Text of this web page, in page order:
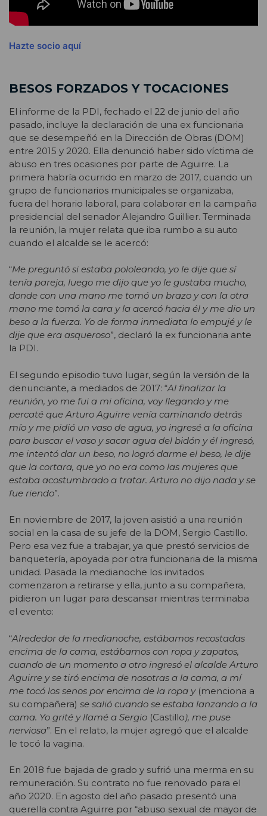
Hazte socio aquí
BESOS FORZADOS Y TOCACIONES
El informe de la PDI, fechado el 22 de junio del año
pasado, incluye la declaración de una ex funcionaria
que se desempeñó en la Dirección de Obras (DOM)
entre 2015 y 2020. Ella denunció haber sido víctima de
abuso en tres ocasiones por parte de Aguirre. La
primera habría ocurrido en marzo de 2017, cuando un
grupo de funcionarios municipales se organizaba,
fuera del horario laboral, para colaborar en la campaña
presidencial del senador Alejandro Guillier. Terminada
la reunión, la mujer relata que iba rumbo a su auto
cuando el alcalde se le acercó:
“Me preguntó si estaba pololeando, yo le dije que sí
tenía pareja, luego me dijo que yo le gustaba mucho,
donde con una mano me tomó un brazo y con la otra
mano me tomó la cara y la acercó hacia él y me dio un
beso a la fuerza. Yo de forma inmediata lo empujé y le
dije que era asqueroso”, declaró la ex funcionaria ante
la PDI.
El segundo episodio tuvo lugar, según la versión de la
denunciante, a mediados de 2017: “Al finalizar la
reunión, yo me fui a mi oficina, voy llegando y me
percaté que Arturo Aguirre venía caminando detrás
mío y me pidió un vaso de agua, yo ingresé a la oficina
para buscar el vaso y sacar agua del bidón y él ingresó,
me intentó dar un beso, no logró darme el beso, le dije
que la cortara, que yo no era como las mujeres que
estaba acostumbrado a tratar. Arturo no dijo nada y se
fue riendo”.
En noviembre de 2017, la joven asistió a una reunión
social en la casa de su jefe de la DOM, Sergio Castillo.
Pero esa vez fue a trabajar, ya que prestó servicios de
banquetería, apoyada por otra funcionaria de la misma
unidad. Pasada la medianoche los invitados
comenzaron a retirarse y ella, junto a su compañera,
pidieron un lugar para descansar mientras terminaba
el evento:
“Alrededor de la medianoche, estábamos recostadas
encima de la cama, estábamos con ropa y zapatos,
cuando de un momento a otro ingresó el alcalde Arturo
Aguirre y se tiró encima de nosotras a la cama, a mí
me tocó los senos por encima de la ropa y(menciona a
su compañera) se salió cuando se estaba lanzando a la
cama. Yo grité y llamé a Sergio (Castillo), me puse
nerviosa”. En el relato, la mujer agregó que el alcalde
le tocó la vagina.
En 2018 fue bajada de grado y sufrió una merma en su
remuneración. Su contrato no fue renovado para el
año 2020. En agosto del año pasado presentó una
querella contra Aguirre por “abuso sexual de mayor de